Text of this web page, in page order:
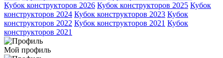
Кубок конструкторов 2026 Кубок конструкторов 2025 Кубок
конструкторов 2024 Кубок конструкторов 2023 Кубок
конструкторов 2022 Кубок конструкторов 2021 Кубок
конструкторов 2021
Мой профиль